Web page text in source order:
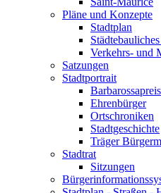
Pläne und Konzepte
Stadtplan
Verkehrs- und
Satzungen
Stadtportrait
Barbarossapreis
Ehrenbürger
Ortschroniken
Stadtgeschichte
Träger
Stadtrat
Sitzungen